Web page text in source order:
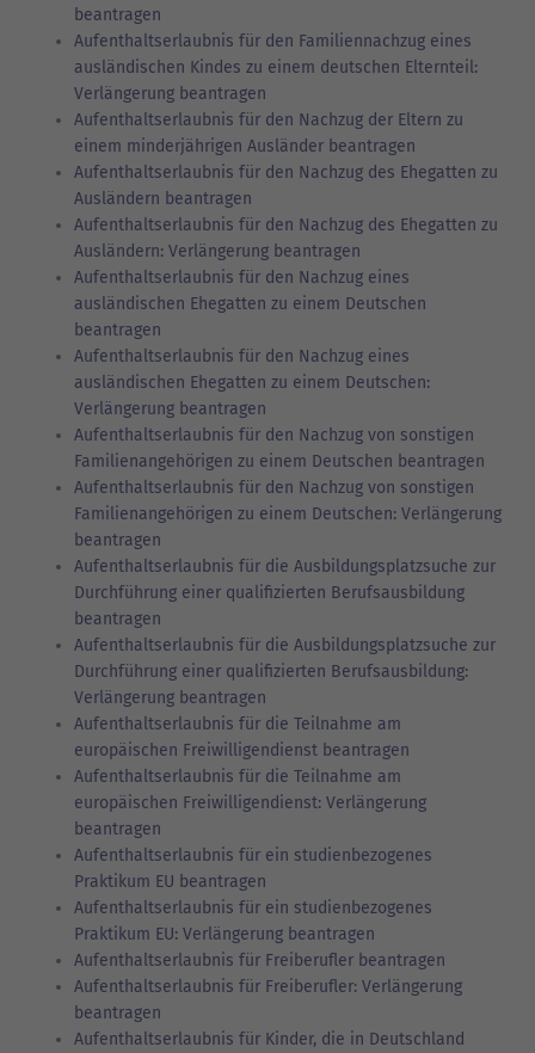
beantragen
Aufenthaltserlaubnis für den Familiennachzug eines
ausländischen Kindes zu einem deutschen Elternteil:
Verlängerung beantragen
Aufenthaltserlaubnis für den Nachzug der Eltern zu
einem minderjährigen Ausländer beantragen
Aufenthaltserlaubnis für den Nachzug des Ehegatten zu
Ausländern beantragen
Aufenthaltserlaubnis für den Nachzug des Ehegatten zu
Ausländern: Verlängerung beantragen
Aufenthaltserlaubnis für den Nachzug eines
ausländischen Ehegatten zu einem Deutschen
beantragen
Aufenthaltserlaubnis für den Nachzug eines
ausländischen Ehegatten zu einem Deutschen:
Verlängerung beantragen
Aufenthaltserlaubnis für den Nachzug von sonstigen
Familienangehörigen zu einem Deutschen beantragen
Aufenthaltserlaubnis für den Nachzug von sonstigen
Familienangehörigen zu einem Deutschen: Verlängerung
beantragen
Aufenthaltserlaubnis für die Ausbildungsplatzsuche zur
Durchführung einer qualifizierten Berufsausbildung
beantragen
Aufenthaltserlaubnis für die Ausbildungsplatzsuche zur
Durchführung einer qualifizierten Berufsausbildung:
Verlängerung beantragen
Aufenthaltserlaubnis für die Teilnahme am
europäischen Freiwilligendienst beantragen
Aufenthaltserlaubnis für die Teilnahme am
europäischen Freiwilligendienst: Verlängerung
beantragen
Aufenthaltserlaubnis für ein studienbezogenes
Praktikum EU beantragen
Aufenthaltserlaubnis für ein studienbezogenes
Praktikum EU: Verlängerung beantragen
Aufenthaltserlaubnis für Freiberufler beantragen
Aufenthaltserlaubnis für Freiberufler: Verlängerung
beantragen
Aufenthaltserlaubnis für Kinder, die in Deutschland